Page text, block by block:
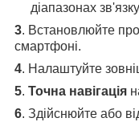
діапазонах зв'язку
3. Встановлюйте
смартфоні.
4. Налаштуйте
5. Точна навігація
6. Здійснюйте або